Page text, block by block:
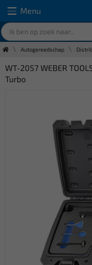
Menu
Autogereedschap
WT-2057 WEBER
Turbo